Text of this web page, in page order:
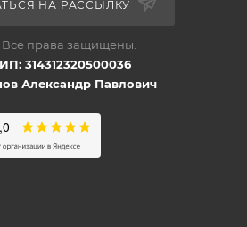
НА РАССЫЛКУ
Все права защищены.
314312320500036
Александр Павлович